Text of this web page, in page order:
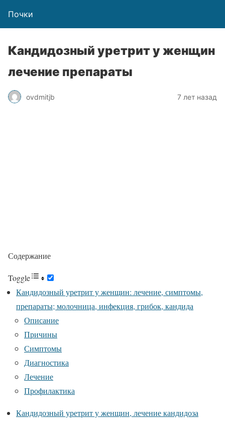
Почки
Кандидозный уретрит у женщин
лечение препараты
ovdmitjb 7 лет назад
Содержание
Toggle
Кандидозный уретрит у женщин: лечение, симптомы,
препараты; молочница, инфекция, грибок, кандида
Описание
Причины
Симптомы
Диагностика
Лечение
Профилактика
Кандидозный уретрит у женщин, лечение кандидоза